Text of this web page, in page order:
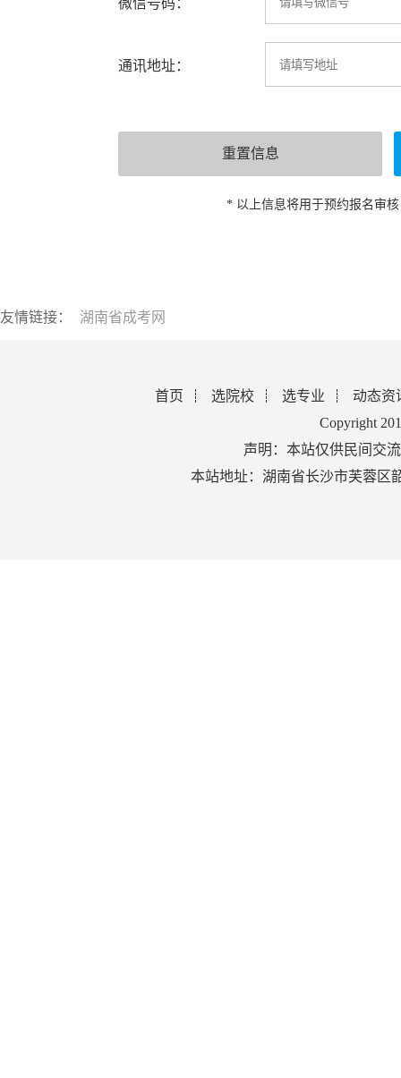
微信号码：
通讯地址：
* 以上信息将用于预约报名审
友情链接： 湖南省成考网
首页 选院校 选专业
动态资
Copyright
声明：本站仅供民间交
本站地址：湖南省长沙市芙蓉区